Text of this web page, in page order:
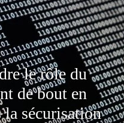
appelle au
Netflix : une